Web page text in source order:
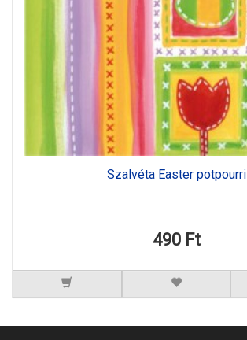
Szalvéta Easter potpourri
490 Ft